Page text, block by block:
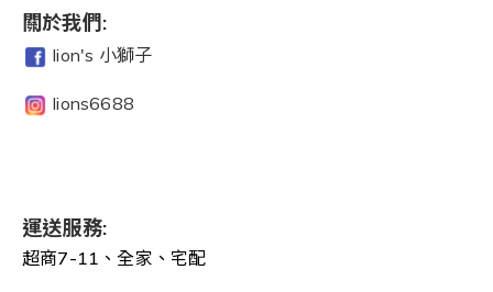
關於我們:
lion's 小獅子
lions6688
運送服務:
超商7-11、全家、宅配